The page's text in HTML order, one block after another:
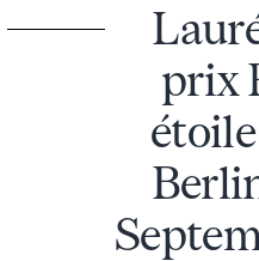
prix